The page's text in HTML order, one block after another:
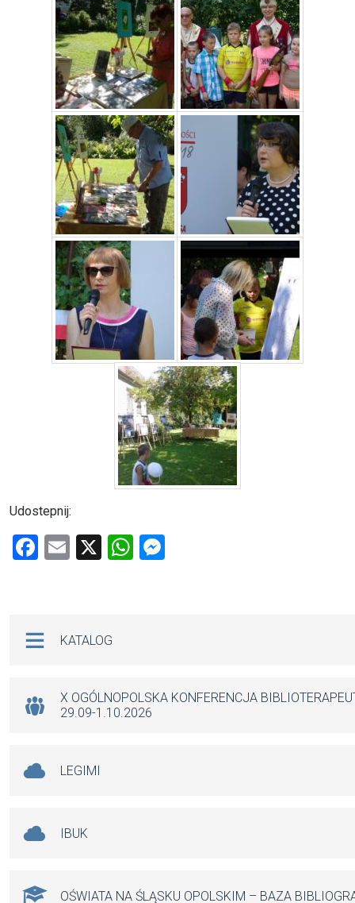
Udostepnij:
F
o
k
E
X
W
p
KATALOG
X OGÓLNOPOLSKA KONFERENCJA
29.09-1.10.2026
LEGIMI
IBUK
OŚWIATA NA ŚLĄSKU OPOLSKIM – BAZA